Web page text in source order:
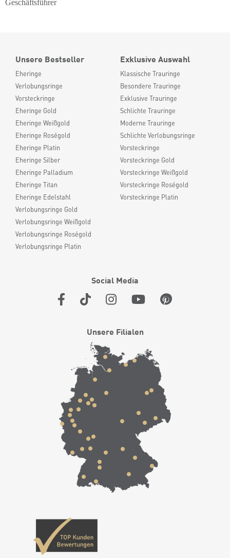
Geschäftsführer
Unsere Bestseller
Eheringe
Verlobungsringe
Vorsteckringe
Eheringe Gold
Eheringe Weißgold
Eheringe Roségold
Eheringe Platin
Eheringe Silber
Eheringe Palladium
Eheringe Titan
Eheringe Edelstahl
Verlobungsringe Gold
Verlobungsringe Weißgold
Verlobungsringe Roségold
Verlobungsringe Platin
Exklusive Auswahl
Klassische Trauringe
Besondere Trauringe
Exklusive Trauringe
Schlichte Trauringe
Moderne Trauringe
Schlichte Verlobungsringe
Vorsteckringe
Vorsteckringe Gold
Vorsteckringe Weißgold
Vorsteckringe Roségold
Vorsteckringe Platin
Social Media
Unsere Filialen